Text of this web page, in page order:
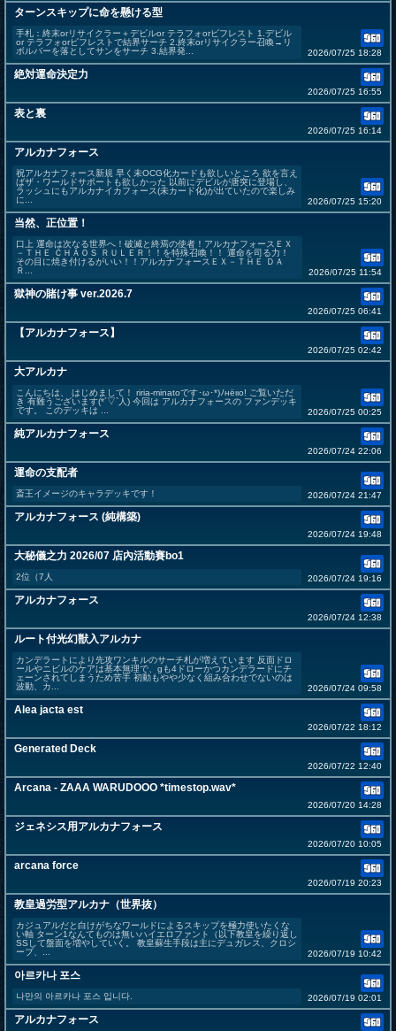
ターンスキップに命を懸ける型
手札：終末orリサイクラー＋デビルor テラフォorビフレスト 1.デビル
or テラフォorビフレストで結界サーチ 2.終末orリサイクラー召喚→リ
ボルバーを落としてサンをサーチ 3.結界発...
2026/07/25 18:28
絶対運命決定力
2026/07/25 16:55
表と裏
2026/07/25 16:14
アルカナフォース
祝アルカナフォース新規 早く未OCG化カードも欲しいところ 欲を言え
ばザ・ワールドサポートも欲しかった 以前にデビルが唐突に登場し、
ラッシュにもアルカナイカフォース(未カード化)が出ていたので楽しみ
に...
2026/07/25 15:20
当然、正位置！
口上 運命は次なる世界へ！破滅と終焉の使者！アルカナフォースＥＸ
－ＴＨＥ ＣＨＡＯＳ ＲＵＬＥＲ！！を特殊召喚！！ 運命を司る力！
その目に焼き付けるがいい！！アルカナフォースＥＸ－ＴＨＥ ＤＡ
Ｒ...
2026/07/25 11:54
獄神の賭け事 ver.2026.7
2026/07/25 06:41
【アルカナフォース】
2026/07/25 02:42
大アルカナ
こんにちは、 はじめまして！ riria-minatoです･ω･*)ﾉнёιιο! ご覧いただ
き 有難うございます(*´▽`人) 今回は アルカナフォースの ファンデッキ
です。 このデッキは ...
2026/07/25 00:25
純アルカナフォース
2026/07/24 22:06
運命の支配者
斎王イメージのキャラデッキです！ 2026/07/24 21:47
アルカナフォース (純構築)
2026/07/24 19:48
大秘儀之力 2026/07 店內活動賽bo1
2位（7人 2026/07/24 19:16
アルカナフォース
2026/07/24 12:38
ルート付光幻獣入アルカナ
カンデラートにより先攻ワンキルのサーチ札が増えています 反面ドロ
ールやニビルのケアは基本無理で、gも4ドローかつカンデラードにチ
ェーンされてしまうため苦手 初動もやや少なく組み合わせでないのは
波動、カ...
2026/07/24 09:58
Alea jacta est
2026/07/22 18:12
Generated Deck
2026/07/22 12:40
Arcana - ZAAA WARUDOOO *timestop.wav*
2026/07/20 14:28
ジェネシス用アルカナフォース
2026/07/20 10:05
arcana force
2026/07/19 20:23
教皇過労型アルカナ（世界抜）
カジュアルだと白けがちなワールドによるスキップを極力使いたくな
い軸 ターン1なんてものは無いハイエロファント（以下教皇を繰り返し
SSして盤面を増やしていく。 教皇蘇生手段は主にデュガレス、クロシ
ープ、...
2026/07/19 10:42
아르카나 포스
나만의 아르카나 포스 입니다. 2026/07/19 02:01
アルカナフォース